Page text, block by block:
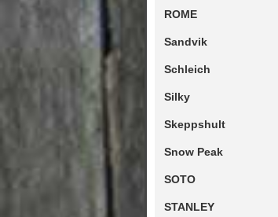
ROME
Sandvik
Schleich
Silky
Skeppshult
Snow Peak
SOTO
STANLEY